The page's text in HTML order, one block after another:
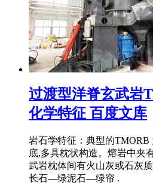
过渡型洋脊玄武
化学特征 百度文库
岩石学特征：典型的
底,多具枕状构造。熔岩中夹
武岩枕体间有火山灰或石灰
长石—绿泥石—绿帘 .